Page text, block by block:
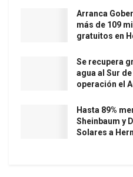
Arranca
más de 109
gratuitos en
Se recupera
agua al Sur
operación el
Hasta 89%
Sheinbaum y
Solares a